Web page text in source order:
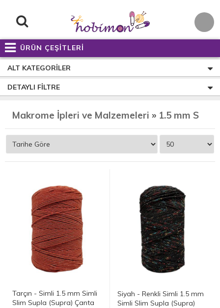
ÜRÜN ÇEŞİTLERİ
ALT KATEGORILER
DETAYLI FILTRE
Makrome İpleri ve Malzemeleri » 1.5 mm Simli Supla (Supra) İp Çeşitleri
Tarçın - Simli 1.5 mm Simli
Slim Supla (Supra) Çanta
Siyah - Renkli Simli 1.5 mm
Simli Slim Supla (Supra)